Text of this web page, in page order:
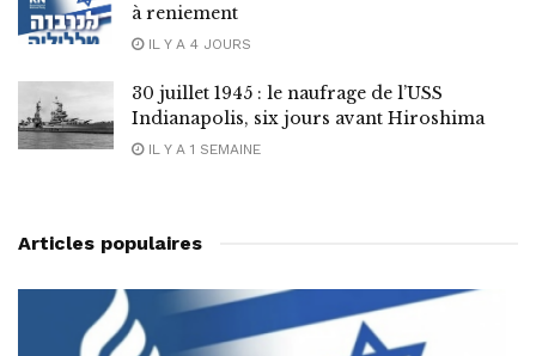
à reniement
IL Y A 4 JOURS
30 juillet 1945 : le naufrage de l’USS
Indianapolis, six jours avant Hiroshima
IL Y A 1 SEMAINE
Articles populaires